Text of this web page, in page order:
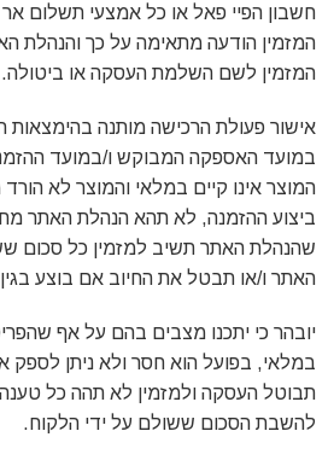
חשבון הפיי פאל או כל אמצעי תשלום
המזמין הודעה מתאימה על כך והנהלת
המזמין לשם השלמת העסקה או ביטולה.
אישור פעולת הרכישה מותנה בהימצאות
במועד האספקה המבוקש ו/במועד
המוצר אינו קיים במלאי והמוצר לא
ביצוע ההזמנה, לא תהא הנהלת האתר
שהנהלת האתר תשיב למזמין כל סכום
האתר ו/או תבטל את החיוב אם בוצע
יובהר כי יתכנו מצבים בהם על אף
במלאי, בפועל הוא חסר ולא ניתן לספק
תבוטל העסקה ולמזמין לא תהה כל
להשבת הסכום ששולם על ידי הלקוח.